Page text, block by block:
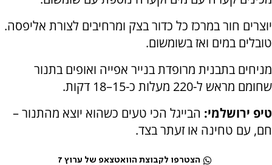
יוצרים חור במרכז כל כדור בצק ומרחיבים לצורת אליפסה.
טובלים במים ואז בשומשום.
מניחים בתבנית מרופדת בנייר אפייה ואופים בתנור
שחומם מראש ל-220 מעלות כ-15–18 דקות.
טיפ ירושלמי: הבייגל הכי טעים כשהוא יוצא מהתנור –
חם, עם טחינה או זעתר בצד.
הצטרפו לקבוצת הוואטצאפ של ערוץ 7